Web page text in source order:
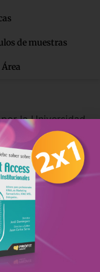
de muestras
la Universidad
Aplicada por la
Tiene una amplia
nacional e
evaluación
También
Servicio Catalán
de la
de
la Salud (ICS) y